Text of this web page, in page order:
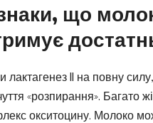
що
лактагенез II на повну
«розпирання».
окситоцину. Молоко